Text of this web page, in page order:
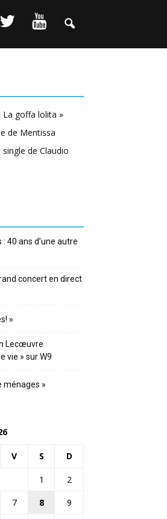
La goffa lolita »
de Mentissa
single de Claudio
: 40 ans d’une autre
concert en direct
»
Lecœuvre
vie » sur W9
ménages »
V S D
1
2
7 8
9